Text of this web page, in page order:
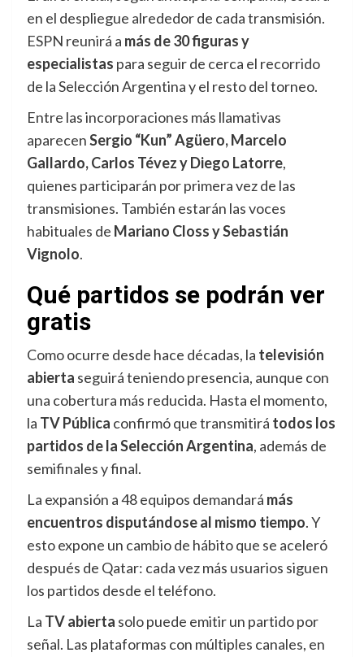
en el despliegue alrededor de cada transmisión.
ESPN reunirá a más de 30 figuras y
especialistas para seguir de cerca el recorrido
de la Selección Argentina y el resto del torneo.
Entre las incorporaciones más llamativas
aparecenSergio “Kun” Agüero, Marcelo
Gallardo, Carlos Tévez y Diego Latorre,
quienes participarán por primera vez de las
transmisiones. También estarán las voces
habituales de Mariano Closs y Sebastián
Vignolo.
Qué partidos se podrán ver
gratis
Como ocurre desde hace décadas, la televisión
abierta seguirá teniendo presencia, aunque con
una cobertura más reducida. Hasta el momento,
la TV Pública confirmó que transmitirá todos los
partidos de la Selección Argentina, además de
semifinales y final.
La expansión a 48 equipos demandará más
encuentros disputándose al mismo tiempo. Y
esto expone un cambio de hábito que se aceleró
después de Qatar: cada vez más usuarios siguen
los partidos desde el teléfono.
La TV abierta solo puede emitir un partido por
señal. Las plataformas con múltiples canales, en